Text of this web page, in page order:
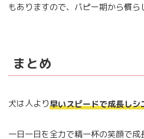
もありますので、パピー期から慣ら
まとめ
犬は人より早いスピードで成長しシ
一日一日を全力で精一杯の笑顔で